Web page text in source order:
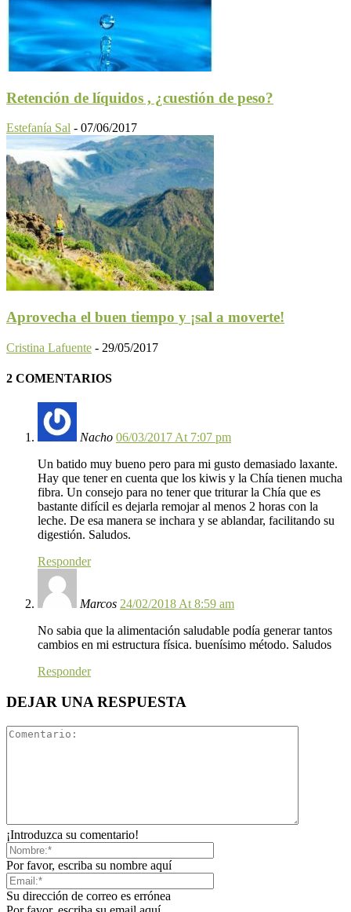
Retención de líquidos , ¿cuestión de peso?
Estefanía Sal - 07/06/2017
Aprovecha el buen tiempo y ¡sal a moverte!
Cristina Lafuente - 29/05/2017
2 COMENTARIOS
Nacho 06/03/2017 At 7:07 pm
Un batido muy bueno pero para mi gusto demasiado laxante.
Hay que tener en cuenta que los kiwis y la Chía tienen mucha
fibra. Un consejo para no tener que triturar la Chía que es
bastante difícil es dejarla remojar al menos 2 horas con la
leche. De esa manera se inchara y se ablandar, facilitando su
digestión. Saludos.
Responder
Marcos 24/02/2018 At 8:59 am
No sabia que la alimentación saludable podía generar tantos
cambios en mi estructura física. buenísimo método. Saludos
Responder
DEJAR UNA RESPUESTA
¡Introduzca su comentario!
Por favor, escriba su nombre aquí
Su dirección de correo es errónea